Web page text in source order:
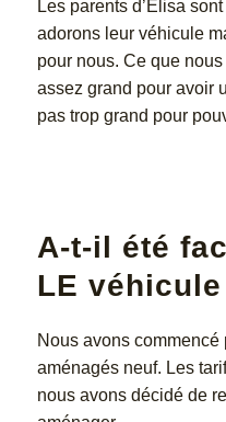
Les parents d’Élisa
adorons leur véhicule
pour nous. Ce que
assez grand pour avoir
pas trop grand pour
A-t-il été
LE
Nous avons
aménagés neuf. Les
nous avons décidé de